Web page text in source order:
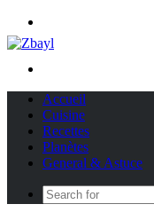
Accueil
Cuisine
Recettes
Planètes
General & Astuce